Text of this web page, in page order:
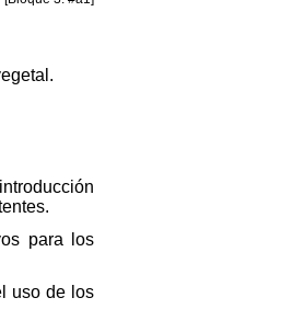
para los
uso de los